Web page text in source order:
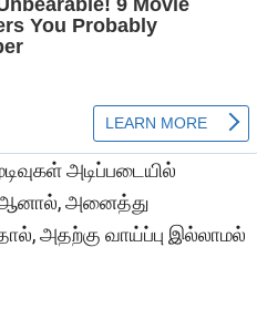
அடிப்படையில்
ஆனால், அனைத்து
அதற்கு வாய்ப்பு இல்லாமல்